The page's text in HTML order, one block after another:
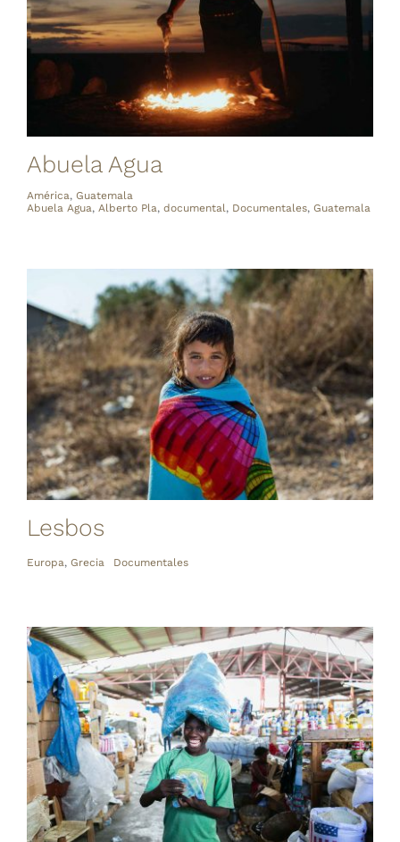
Abuela Agua
América, Guatemala
Abuela Agua, Alberto Pla, documental, Documentales, Guatemala
Lesbos
Europa, Grecia Documentales